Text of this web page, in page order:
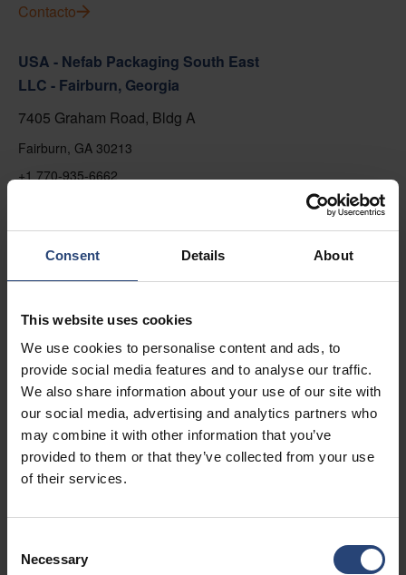
Consent Details About
This website uses cookies
We use cookies to personalise content and ads, to
provide social media features and to analyse our traffic.
We also share information about your use of our site with
our social media, advertising and analytics partners who
may combine it with other information that you’ve
provided to them or that they’ve collected from your use
of their services.
Selection
Necessary
Contacto
USA - Nefab Packaging South East
LLC - Fairburn, Georgia
7405 Graham Road, Bldg A
Fairburn, GA 30213
+1 770-935-6662
Contacto
Illinois
1539 Hunter Rd
Hanover Park, IL 60133
+1 630-451-5345 x50103
Mostrar en el mapa
Massachusetts